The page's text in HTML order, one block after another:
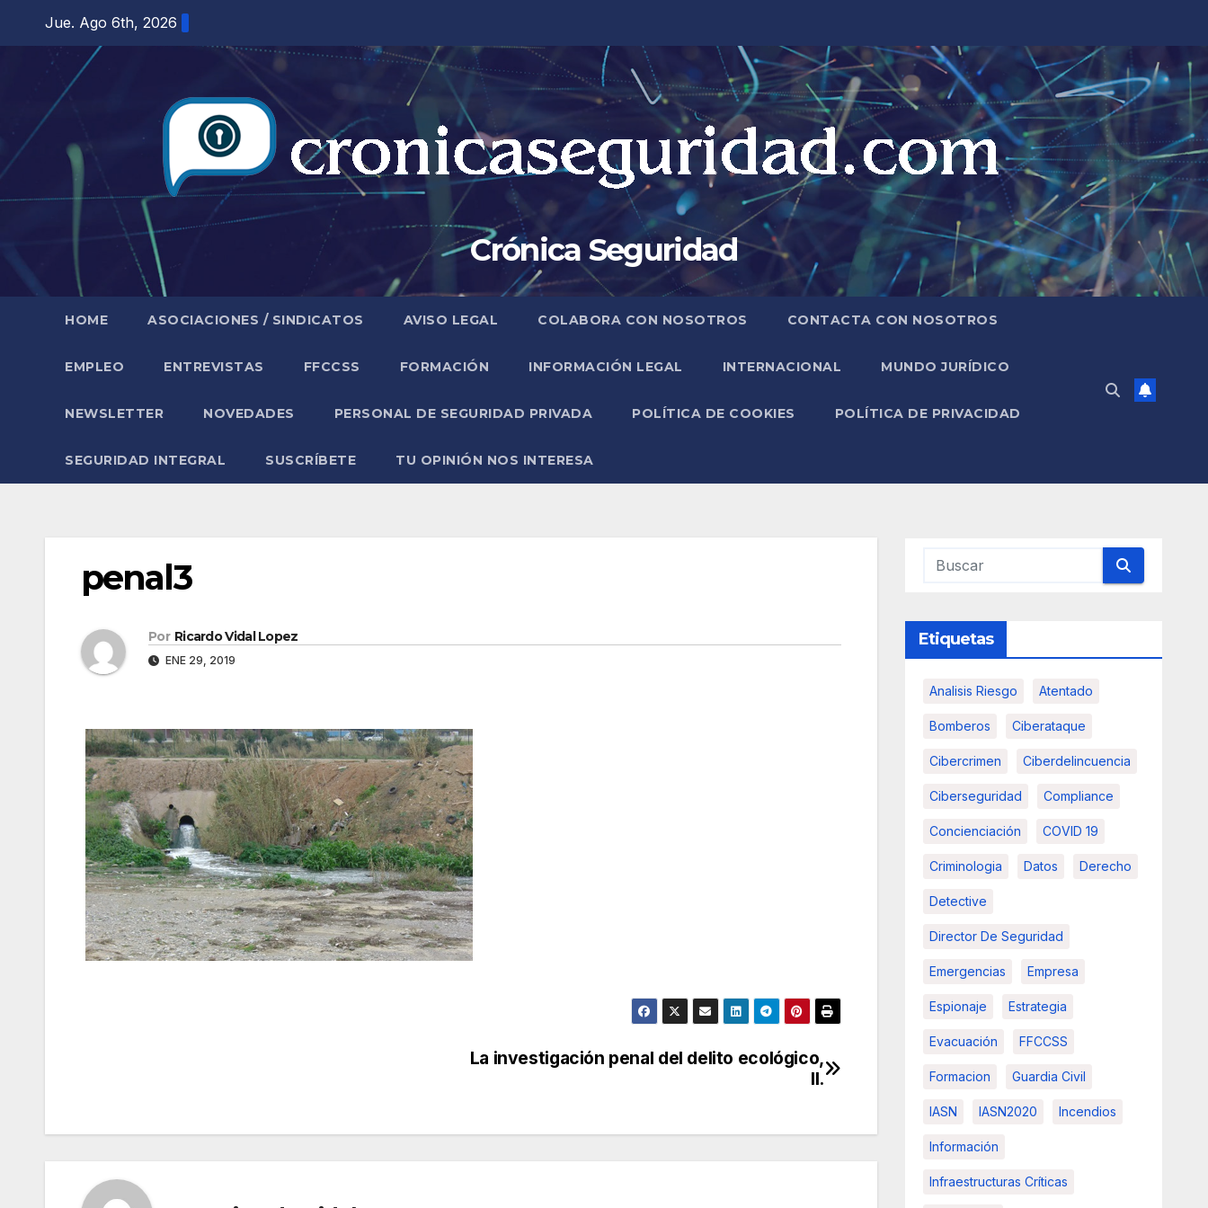
contenido
Jue. Ago 6th, 2026
Crónica Seguridad
HOME ASOCIACIONES / SINDICATOS AVISO LEGAL COLABORA CON NOSOTROS CONTACTA CON NOSOTROS
EMPLEO ENTREVISTAS FFCCSS FORMACIÓN INFORMACIÓN LEGAL INTERNACIONAL MUNDO JURÍDICO
NEWSLETTER NOVEDADES PERSONAL DE SEGURIDAD PRIVADA POLÍTICA DE COOKIES POLÍTICA DE PRIVACIDAD
SEGURIDAD INTEGRAL SUSCRÍBETE TU OPINIÓN NOS INTERESA
penal3
Por Ricardo Vidal Lopez
ENE 29, 2019
entradas
La investigación penal del delito ecológico,
II.
Etiquetas
Analisis Riesgo Atentado
Bomberos Ciberataque
Cibercrimen Ciberdelincuencia
Ciberseguridad Compliance
Concienciación COVID 19
Criminologia Datos Derecho
Detective
Director De Seguridad
Emergencias Empresa
Espionaje Estrategia
Evacuación FFCCSS
Formacion Guardia Civil
IASN IASN2020 Incendios
Información
Infraestructuras Críticas